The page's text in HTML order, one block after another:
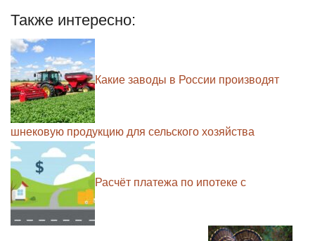
Также интересно:
Какие заводы в России производят
шнековую продукцию для сельского хозяйства
Расчёт платежа по ипотеке с